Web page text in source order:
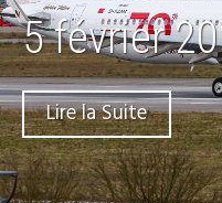
5 février
Lire la Suite